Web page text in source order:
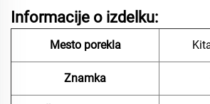
Informacije o izdelku:
Mesto porekla
Znamka